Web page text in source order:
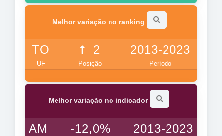
Melhor variação no ranking
TO
UF
2
Posição
2013-2023
Período
Melhor variação no indicador
AM -12,0% 2013-2023